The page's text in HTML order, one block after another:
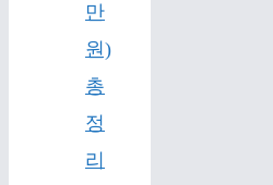
만
원)
총
정
리